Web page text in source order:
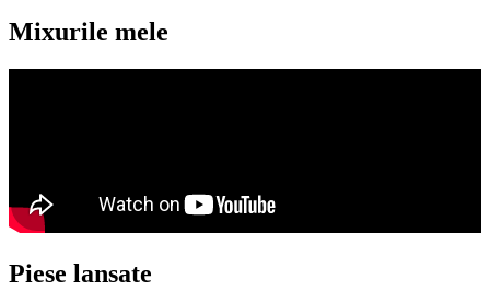
Mixurile mele
Piese lansate